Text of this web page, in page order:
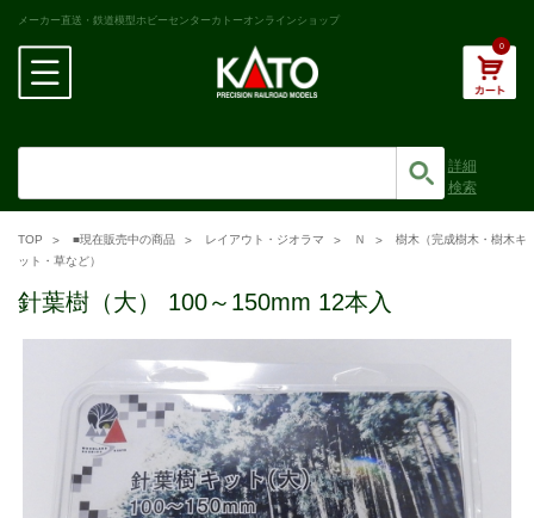
メーカー直送・鉄道模型ホビーセンターカトーオンラインショップ
0
詳細
検索
TOP ■現在販売中の商品 レイアウト・ジオラマ Ｎ
樹木（完成樹木・樹木キ
ット・草など）
針葉樹（大） 100～150mm 12本入